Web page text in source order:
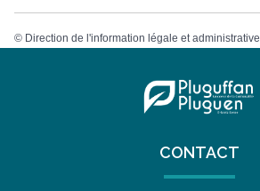
© Direction de l'information légale et administrative
CONTACT